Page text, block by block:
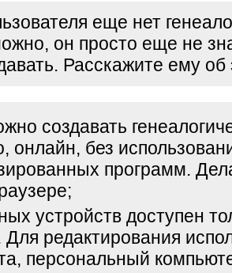
еще нет
он просто еще не
Расскажите ему об
создавать
онлайн, без
программ.
устройств доступен
Для редактирования
персональный